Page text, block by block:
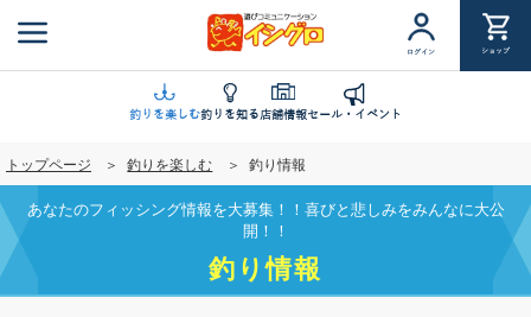
ン
に
移
動
ログイン ショップ
釣りを楽しむ釣りを知る店舗情報セール・イベント
トップページ 釣りを楽しむ 釣り情報
あなたのフィッシング情報を大募集！！喜びと悲しみをみんなに大公
開！！
釣り情報